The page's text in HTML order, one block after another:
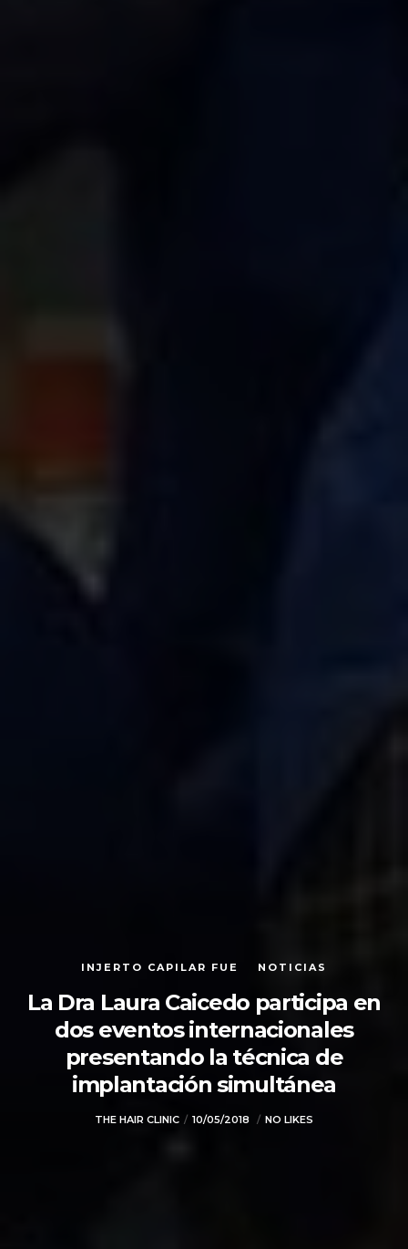
INJERTO CAPILAR FUE NOTICIAS
La Dra Laura Caicedo participa en
dos eventos internacionales
presentando la técnica de
implantación simultánea
THE HAIR CLINIC 10/05/2018 NO LIKES